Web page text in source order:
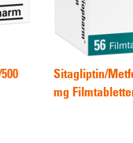
Sitagliptin/
mg